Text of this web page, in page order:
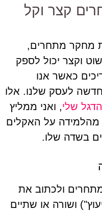
קצר וקל
מחקר מתחרים,
וקצר יכול לספק
כאשר אנו
לעסק שלנו. אלו
שלי, ואני ממליץ
על האקלים
בשדה שלו.
ולכתוב את
ושורה או שתיים